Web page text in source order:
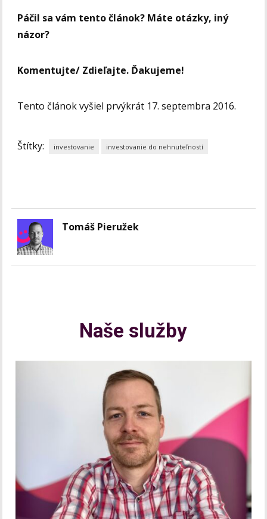
Páčil sa vám tento článok? Máte otázky, iný
názor?
Komentujte/ Zdieľajte. Ďakujeme!
Tento článok vyšiel prvýkrát 17. septembra 2016.
Štítky: investovanie investovanie do nehnuteľností
Tomáš Pieružek
Naše služby